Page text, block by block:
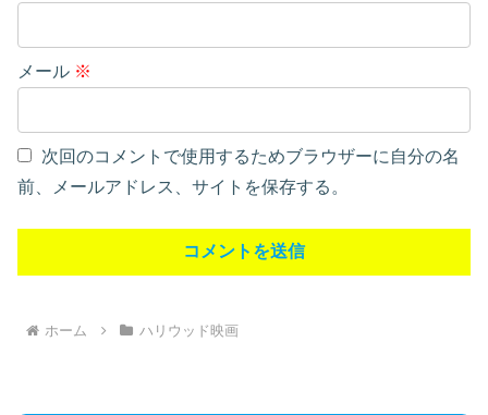
メール ※
次回のコメントで使用するためブラウザーに自分の名
前、メールアドレス、サイトを保存する。
ホーム ハリウッド映画